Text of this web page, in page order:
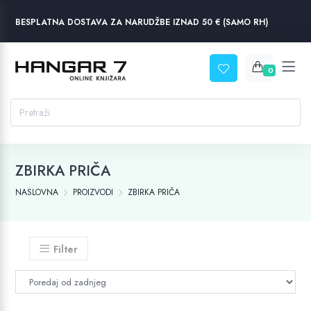
BESPLATNA DOSTAVA ZA NARUDŽBE IZNAD 50 € (SAMO RH)
0
ZBIRKA PRIČA
NASLOVNA PROIZVODI ZBIRKA PRIČA
Filter